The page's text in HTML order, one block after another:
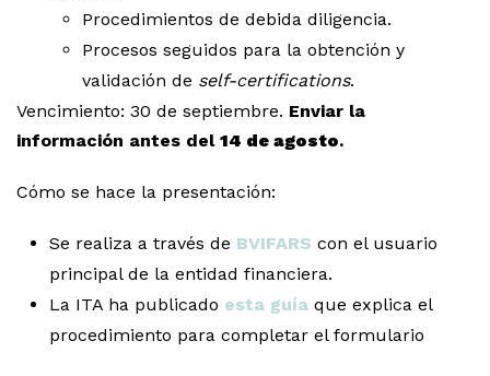
Procedimientos de debida diligencia.
Procesos seguidos para la obtención y
validación de self-certifications.
Vencimiento: 30 de septiembre. Enviar la
información antes del 14 de agosto.
Cómo se hace la presentación:
Se realiza a través de BVIFARS con el usuario
principal de la entidad financiera.
La ITA ha publicado esta guía que explica el
procedimiento para completar el formulario